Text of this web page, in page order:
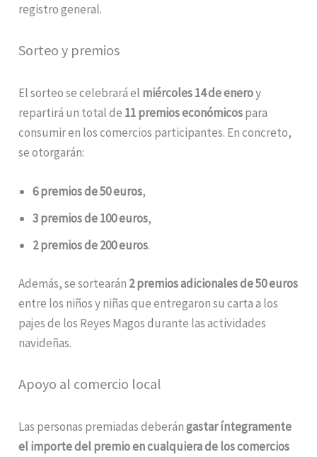
registro general.
Sorteo y premios
El sorteo se celebrará el miércoles 14 de eneroy
repartirá un total de 11 premios económicospara
consumir en los comercios participantes. En concreto,
se otorgarán:
6 premios de 50 euros,
3 premios de 100 euros,
2 premios de 200 euros.
Además, se sortearán 2 premios adicionales de 50 euros
entre los niños y niñas que entregaron su carta a los
pajes de los Reyes Magos durante las actividades
navideñas.
Apoyo al comercio local
Las personas premiadas deberángastar íntegramente
el importe del premio en cualquiera de los comercios